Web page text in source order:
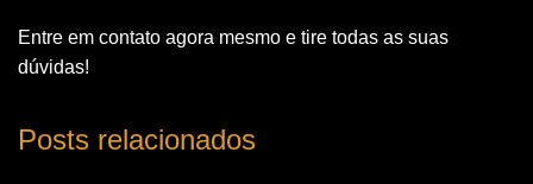
Entre em contato agora mesmo e tire todas as suas
dúvidas!
Posts relacionados